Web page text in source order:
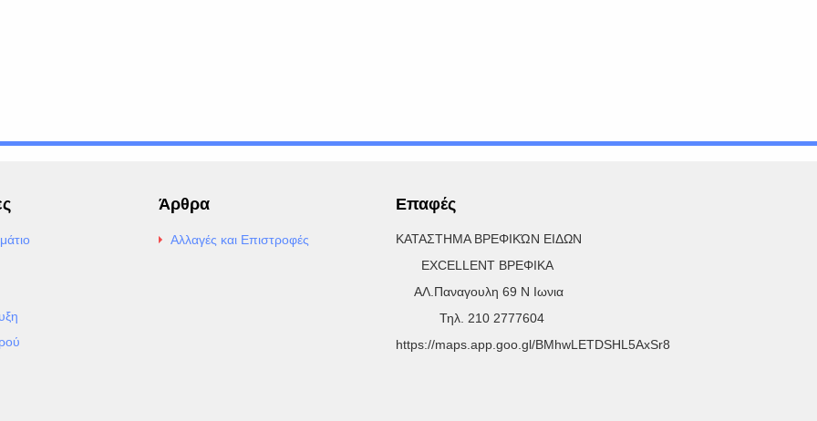
Άρθρα
Αλλαγές και Επιστροφές
Επαφές
ΚΑΤΑΣΤΗΜΑ ΒΡΕΦΙΚΏΝ ΕΙΔΩΝ
EXCELLENT ΒΡΕΦΙΚΑ
ΑΛ.Παναγουλη 69 Ν Ιωνια
Τηλ. 210 2777604
https://maps.app.goo.gl/BMhwLETDSHL5AxSr8